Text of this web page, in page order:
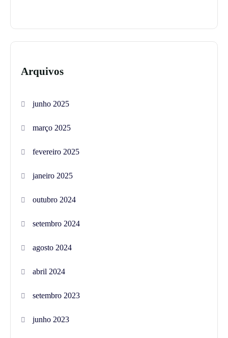
Arquivos
junho 2025
março 2025
fevereiro 2025
janeiro 2025
outubro 2024
setembro 2024
agosto 2024
abril 2024
setembro 2023
junho 2023